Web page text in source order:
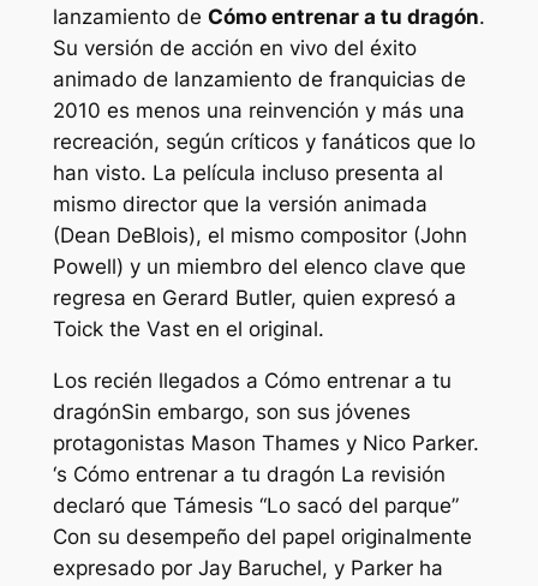
lanzamiento de Cómo entrenar a tu dragón.
Su versión de acción en vivo del éxito
animado de lanzamiento de franquicias de
2010 es menos una reinvención y más una
recreación, según críticos y fanáticos que lo
han visto. La película incluso presenta al
mismo director que la versión animada
(Dean DeBlois), el mismo compositor (John
Powell) y un miembro del elenco clave que
regresa en Gerard Butler, quien expresó a
Toick the Vast en el original.
Los recién llegados a Cómo entrenar a tu
dragónSin embargo, son sus jóvenes
protagonistas Mason Thames y Nico Parker.
‘s Cómo entrenar a tu dragón La revisión
declaró que Támesis “Lo sacó del parque”
Con su desempeño del papel originalmente
expresado por Jay Baruchel, y Parker ha